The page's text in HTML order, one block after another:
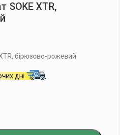
SOKE XTR,
бірюзово-рожевий
дні